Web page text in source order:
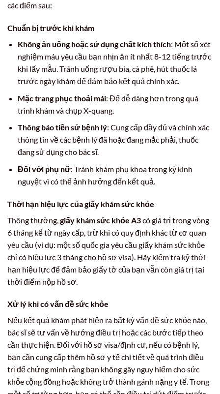
các điểm sau:
Chuẩn bị trước khi khám
Không ăn uống hoặc sử dụng chất kích thích: Một số xét
nghiệm máu yêu cầu bạn nhịn ăn ít nhất 8-12 tiếng trước
khi lấy mẫu. Tránh uống rượu bia, cà phê, hút thuốc lá
trước ngày khám để đảm bảo kết quả chính xác.
Mặc trang phục thoải mái: Để dễ dàng hơn trong quá
trình khám và chụp X-quang.
Thông báo tiền sử bệnh lý: Cung cấp đầy đủ và chính xác
thông tin về các bệnh lý đã hoặc đang mắc phải, thuốc
đang sử dụng cho bác sĩ.
Đối với phụ nữ: Tránh khám phụ khoa trong kỳ kinh
nguyệt vì có thể ảnh hưởng đến kết quả.
Thời hạn hiệu lực của giấy khám sức khỏe
Thông thường, giấy khám sức khỏe A3có giá trị trong vòng
6 tháng kể từ ngày cấp, trừ khi có quy định khác từ cơ quan
yêu cầu (ví dụ: một số quốc gia yêu cầu giấy khám sức khỏe
chỉ có hiệu lực 3 tháng cho hồ sơ visa). Hãy kiểm tra kỹ thời
hạn hiệu lực để đảm bảo giấy tờ của bạn vẫn còn giá trị tại
thời điểm nộp hồ sơ.
Xử lý khi có vấn đề sức khỏe
Nếu kết quả khám phát hiện ra bất kỳ vấn đề sức khỏe nào,
bác sĩ sẽ tư vấn về hướng điều trị hoặc các bước tiếp theo
cần thực hiện. Đối với hồ sơ visa/định cư, nếu có bệnh lý,
bạn cần cung cấp thêm hồ sơ y tế chi tiết về quá trình điều
trị để chứng minh rằng bạn không gây nguy hiểm cho sức
khỏe cộng đồng hoặc không trở thành gánh nặng y tế. Trong